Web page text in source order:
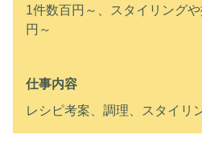
1件数百円～、スタイリング
円～
仕事内容
レシピ考案、調理、スタイリ